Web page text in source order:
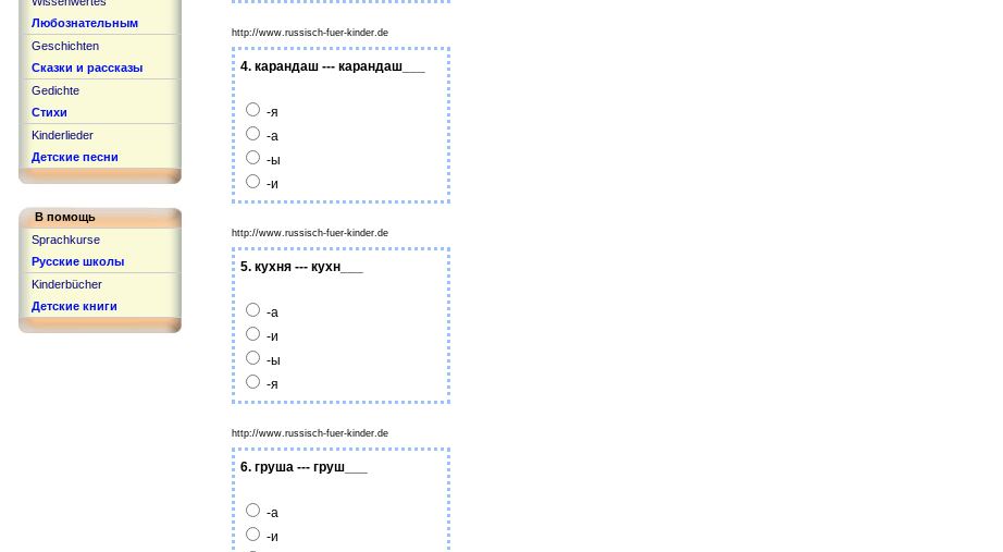
http://www.russisch-fuer-kinder.de
4. карандаш --- карандаш___
-я
-а
-ы
-и
http://www.russisch-fuer-kinder.de
5. кухня --- кухн___
-а
-и
-ы
-я
http://www.russisch-fuer-kinder.de
6. груша --- груш___
-а
-и
Любознательным
Geschichten
Сказки и рассказы
Gedichte
Стихи
Kinderlieder
Детские песни
В помощь
Sprachkurse
Русские школы
Kinderbücher
Детские книги